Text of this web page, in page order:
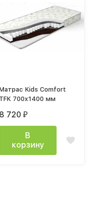
Kids Comfort
TFK 700x1400 мм
8 720 ₽
В
корзину